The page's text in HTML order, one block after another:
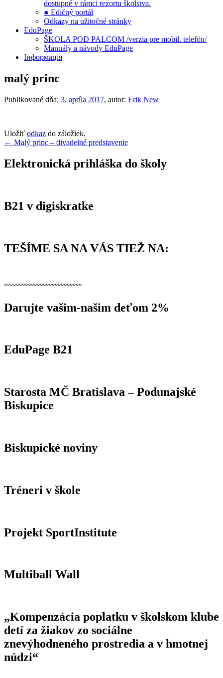
dostupné v rámci rezortu školstva.
● Edičný portál
Odkazy na užitočné stránky
EduPage
ŠKOLA POD PALCOM /verzia pre mobil. telefón/
Manuály a návody EduPage
Інформація
malý princ
Publikované dňa: 3. apríla 2017, autor: Erik New
Uložiť odkaz do záložiek.
Navigácia
v
článku
← Malý princ – divadelné predstavenie
Elektronická prihláška do školy
B21 v digiskratke
TEŠÍME SA NA VÁS TIEŽ NA:
°°°°°°°°°°°°°°°°°°°°°°°°°°
Darujte vašim-našim deťom 2%
EduPage B21
Starosta MČ Bratislava – Podunajské
Biskupice
Biskupické noviny
Tréneri v škole
Projekt SportInstitute
Multiball Wall
„Kompenzácia poplatku v školskom klube
detí za žiakov zo sociálne
znevýhodneného prostredia a v hmotnej
núdzi“